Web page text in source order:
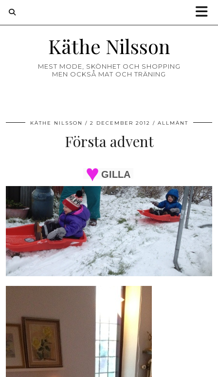
Käthe Nilsson
MEST MODE, SKÖNHET OCH SHOPPING
MEN OCKSÅ MAT OCH TRÄNING
KÄTHE NILSSON 2 DECEMBER 2012 ALLMÄNT
Första advent
GILLA